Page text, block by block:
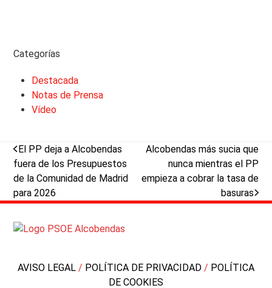
Categorías
Destacada
Notas de Prensa
Vídeo
previous
post:
El PP deja a Alcobendas
fuera de los Presupuestos
de la Comunidad de Madrid
para 2026
next
Alcobendas más sucia que
nunca mientras el PP
empieza a cobrar la tasa de
basuras
AVISO LEGAL / POLÍTICA DE PRIVACIDAD / POLÍTICA
DE COOKIES